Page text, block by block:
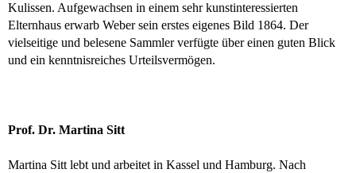
Kulissen. Aufgewachsen in einem sehr kunstinteressierten
Elternhaus erwarb Weber sein erstes eigenes Bild 1864. Der
vielseitige und belesene Sammler verfügte über einen guten Blick
und ein kenntnisreiches Urteilsvermögen.
Prof. Dr. Martina Sitt
Martina Sitt lebt und arbeitet in Kassel und Hamburg. Nach